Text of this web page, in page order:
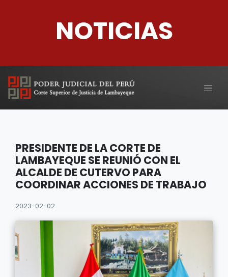
NOTICIAS
PRESIDENTE DE LA CORTE DE
LAMBAYEQUE SE REUNIÓ CON EL
ALCALDE DE CUTERVO PARA
COORDINAR ACCIONES DE TRABAJO
2023-02-02